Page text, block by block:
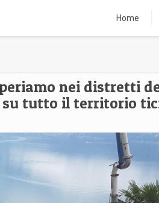
Home
nei distretti
su tutto il territorio